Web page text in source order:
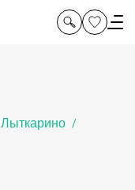
Лыткарино /